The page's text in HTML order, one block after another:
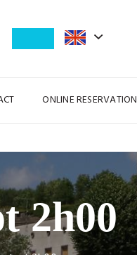
ONLINE RESERVATION
2h00